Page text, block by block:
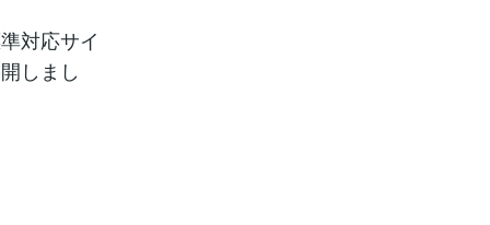
対応サイ
しまし